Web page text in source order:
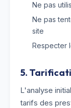
Ne pas
Ne pas
site
Respecter
5.
L'analyse
tarifs des